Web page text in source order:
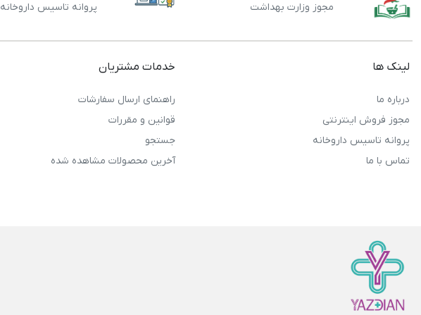
مجوز وزارت بهداشت پروانه تاسیس داروخانه
لینک ها
درباره ما
مجوز فروش اینترنتی
پروانه تاسیس داروخانه
تماس با ما
خدمات مشتریان
راهنمای ارسال سفارشات
قوانین و مقررات
جستجو
آخرین محصولات مشاهده شده